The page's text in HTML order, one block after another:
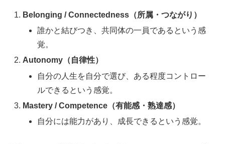
Belonging / Connectedness（所属・つながり）
誰かと結びつき、共同体の一員であるという感
覚。
Autonomy（自律性）
自分の人生を自分で選び、ある程度コントロー
ルできるという感覚。
Mastery / Competence（有能感・熟達感）
自分には能力があり、成長できるという感覚。